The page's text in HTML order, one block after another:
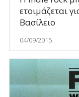
ετοιμάζεται
Βασίλειο
04/09/2015